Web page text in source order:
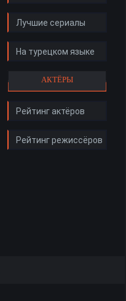
Лучшие сериалы
На турецком языке
АКТЁРЫ
Рейтинг актёров
Рейтинг режиссёров